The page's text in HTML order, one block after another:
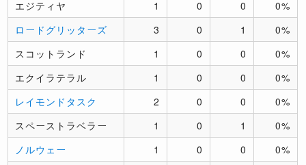
エジティヤ 1 0 0
0%
ロードグリッターズ
3 0 1
0%
スコットランド
1 0 0
0%
エクイラテラル
1 0 0
0%
レイモンドタスク
2 0 0
0%
スペーストラベラー
1 0 1
0%
ノルウェー
1 0 0
0%